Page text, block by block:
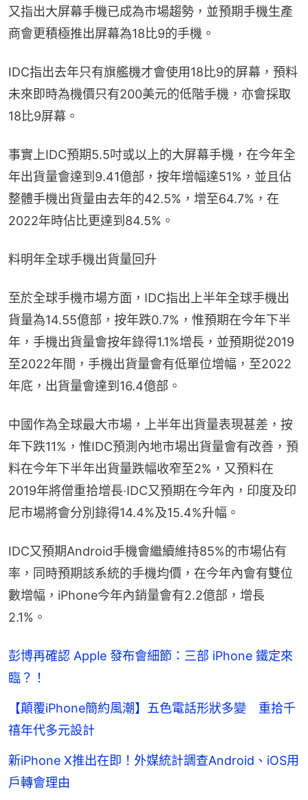
又指出大屏幕手機已成為市場趨勢，並預期手機生產
商會更積極推出屏幕為18比9的手機。
IDC指出去年只有旗艦機才會使用18比9的屏幕，預料
未來即時為機價只有200美元的低階手機，亦會採取
18比9屏幕。
事實上IDC預期5.5吋或以上的大屏幕手機，在今年全
年出貨量會達到9.41億部，按年增幅達51%，並且佔
整體手機出貨量由去年的42.5%，增至64.7%，在
2022年時佔比更達到84.5%。
料明年全球手機出貨量回升
至於全球手機市場方面，IDC指出上半年全球手機出
貨量為14.55億部，按年跌0.7%，惟預期在今年下半
年，手機出貨量會按年錄得1.1%增長，並預期從2019
至2022年間，手機出貨量會有低單位增幅，至2022
年底，出貨量會達到16.4億部。
中國作為全球最大市場，上半年出貨量表現甚差，按
年下跌11%，惟IDC預測內地市場出貨量會有改善，預
料在今年下半年出貨量跌幅收窄至2%，又預料在
2019年將僧重拾增長‧IDC又預期在今年內，印度及印
尼市場將會分別錄得14.4%及15.4%升幅。
IDC又預期Android手機會繼續維持85%的市場佔有
率，同時預期該系統的手機均價，在今年內會有雙位
數增幅，iPhone今年內銷量會有2.2億部，增長
2.1%。
彭博再確認 Apple 發布會細節：三部 iPhone 鐵定來
臨？！
【顛覆iPhone簡約風潮】五色電話形狀多變 重拾千
禧年代多元設計
新iPhone X推出在即！外媒統計調查Android、iOS用
戶轉會理由